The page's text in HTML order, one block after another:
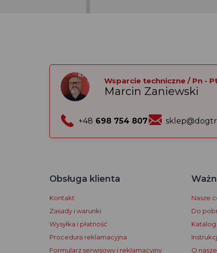
Wsparcie techniczne / Pn -
Marcin Zaniewski
+48 698 754 807
Obsługa klienta
Kontakt
Zasady i warunki
Wysyłka i płatność
Procedura reklamacyjna
Formularz serwisowy i reklamacyjny
Nasze
Do
O